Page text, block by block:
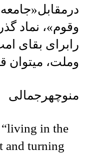
وقوم»، نماد
رابرای بقای
وملت، میتوان
منوچهرجمالی
in the
and turning